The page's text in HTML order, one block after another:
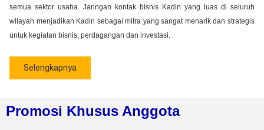
semua sektor usaha. Jaringan kontak bisnis Kadin yang luas di seluruh
wilayah menjadikan Kadin sebagai mitra yang sangat menarik dan strategis
untuk kegiatan bisnis, perdagangan dan investasi.
Selengkapnya
Promosi Khusus Anggota